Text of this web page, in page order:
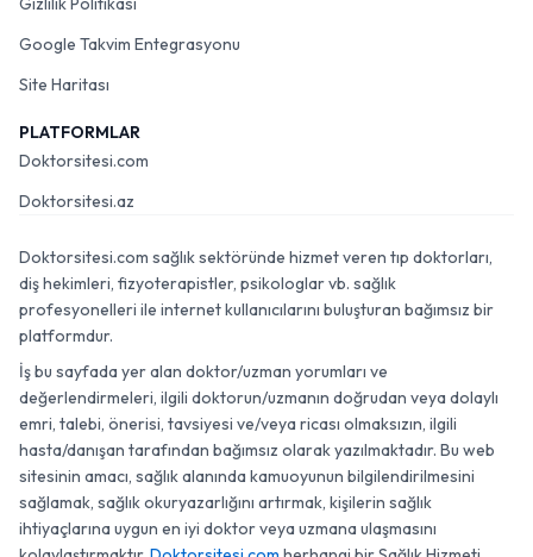
Google Takvim Entegrasyonu
Site Haritası
PLATFORMLAR
Doktorsitesi.com
Doktorsitesi.az
Doktorsitesi.com sağlık sektöründe hizmet veren tıp doktorları,
diş hekimleri, fizyoterapistler, psikologlar vb. sağlık
profesyonelleri ile internet kullanıcılarını buluşturan bağımsız bir
platformdur.
İş bu sayfada yer alan doktor/uzman yorumları ve
değerlendirmeleri, ilgili doktorun/uzmanın doğrudan veya dolaylı
emri, talebi, önerisi, tavsiyesi ve/veya ricası olmaksızın, ilgili
hasta/danışan tarafından bağımsız olarak yazılmaktadır. Bu web
sitesinin amacı, sağlık alanında kamuoyunun bilgilendirilmesini
sağlamak, sağlık okuryazarlığını artırmak, kişilerin sağlık
ihtiyaçlarına uygun en iyi doktor veya uzmana ulaşmasını